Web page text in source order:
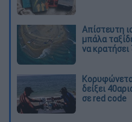
Απίστευτη
μπάλα
να
δείξει
σε red code